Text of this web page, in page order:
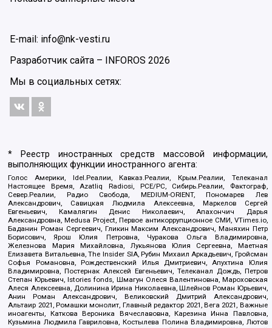
E-mail: info@nk-vesti.ru
Разработчик сайта –
INFOROS 2026
Мы в социальных сетях:
* Реестр иностранных средств массовой информации,
выполняющих функции иностранного агента:
Голос Америки, Idel.Реалии, Кавказ.Реалии, Крым.Реалии, Телеканал
Настоящее Время, Azatliq Radiosi, PCE/PC, Сибирь.Реалии, Фактограф,
Север.Реалии, Радио Свобода, MEDIUM-ORIENT, Пономарев Лев
Александрович, Савицкая Людмила Алексеевна, Маркелов Сергей
Евгеньевич, Камалягин Денис Николаевич, Апахончич Дарья
Александровна, Medusa Project, Первое антикоррупционное СМИ, VTimes.io,
Баданин Роман Сергеевич, Гликин Максим Александрович, Маняхин Петр
Борисович, Ярош Юлия Петровна, Чуракова Ольга Владимировна,
Железнова Мария Михайловна, Лукьянова Юлия Сергеевна, Маетная
Елизавета Витальевна, The Insider SIA, Рубин Михаил Аркадьевич, Гройсман
Софья Романовна, Рождественский Илья Дмитриевич, Апухтина Юлия
Владимировна, Постернак Алексей Евгеньевич, Телеканал Дождь, Петров
Степан Юрьевич, Istories fonds, Шмагун Олеся Валентиновна, Мароховская
Алеся Алексеевна, Долинина Ирина Николаевна, Шлейнов Роман Юрьевич,
Анин Роман Александрович, Великовский Дмитрий Александрович,
Альтаир 2021, Ромашки монолит, Главный редактор 2021, Вега 2021, Важные
иноагенты, Каткова Вероника Вячеславовна, Карезина Инна Павловна,
Кузьмина Людмила Гавриловна, Костылева Полина Владимировна, Лютов